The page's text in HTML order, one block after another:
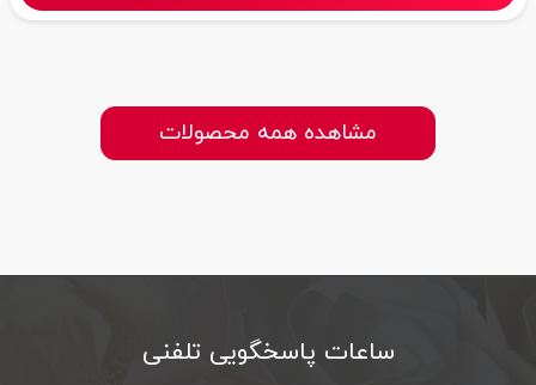
مشاهده همه محصولات
ساعات پاسخگویی تلفنی